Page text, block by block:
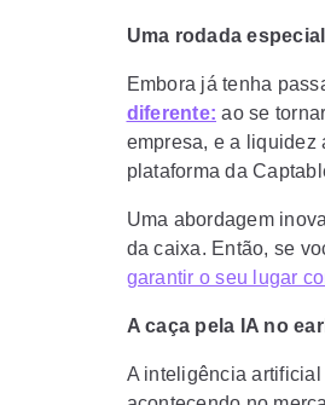
Uma rodada especial
Embora já tenha
diferente: ao se
empresa, e a liquidez
plataforma da
Uma abordagem
da caixa. Então, se
garantir o seu lugar
A caça pela IA no
A inteligência